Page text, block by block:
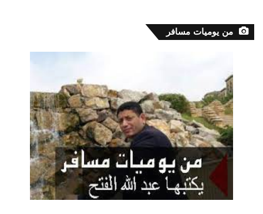
من يوميات مسافر